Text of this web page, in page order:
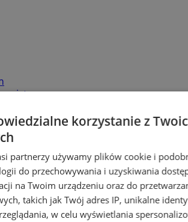
żadnych prezentacji firm.
korzystanie z
partnerzy używamy plików cookie i
do przechowywania i uzyskiwania
na Twoim urządzeniu oraz do
takich jak Twój adres IP, unikalne
w celu wyświetlania